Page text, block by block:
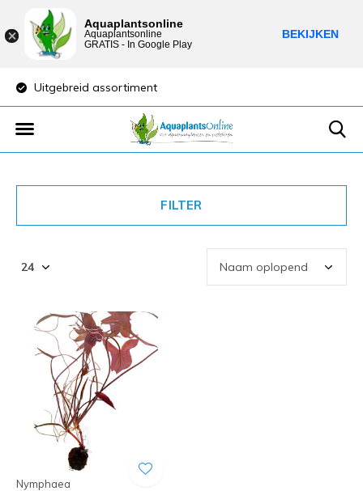
Uitgebreid assortiment
FILTER
Nymphaea
Aquaplantsonline
Aquaplantsonline
GRATIS - In Google Play
BEKIJKEN